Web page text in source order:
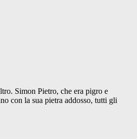
Simon Pietro, che era pigro e
con la sua pietra addosso, tutti gli